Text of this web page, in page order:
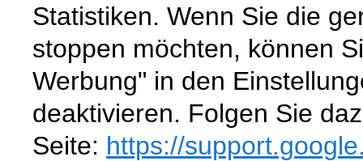
Statistiken. Wenn Sie die
stoppen möchten, können
Werbung" in den
deaktivieren. Folgen Sie
Seite: https://